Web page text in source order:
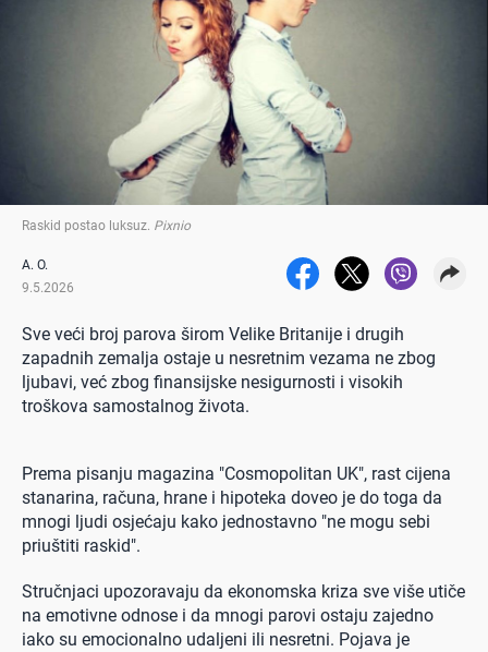
Raskid postao luksuz. Pixnio
A. O.
9.5.2026
Sve veći broj parova širom Velike Britanije i drugih
zapadnih zemalja ostaje u nesretnim vezama ne zbog
ljubavi, već zbog finansijske nesigurnosti i visokih
troškova samostalnog života.
Prema pisanju magazina "Cosmopolitan UK", rast cijena
stanarina, računa, hrane i hipoteka doveo je do toga da
mnogi ljudi osjećaju kako jednostavno "ne mogu sebi
priuštiti raskid".
Stručnjaci upozoravaju da ekonomska kriza sve više utiče
na emotivne odnose i da mnogi parovi ostaju zajedno
iako su emocionalno udaljeni ili nesretni. Pojava je